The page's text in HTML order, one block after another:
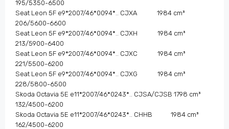
195/5350-6500
Seat Leon 5F e9*2007/46*0094*.. CJXA 1984 cm³
206/5600-6600
Seat Leon 5F e9*2007/46*0094*.. CJXH 1984 cm³
213/5900-6400
Seat Leon 5F e9*2007/46*0094*.. CJXC 1984 cm³
221/5500-6200
Seat Leon 5F e9*2007/46*0094*.. CJXG 1984 cm³
228/5800-6500
Skoda Octavia 5E e11*2007/46*0243*.. CJSA/CJSB 1798 cm³
132/4500-6200
Skoda Octavia 5E e11*2007/46*0243*.. CHHB 1984 cm³
162/4500-6200